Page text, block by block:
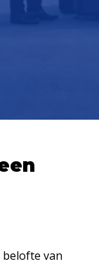
belofte van